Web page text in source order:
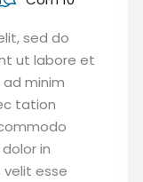
sed do
ut labore et
minim
tation
in
esse